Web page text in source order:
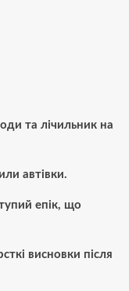
та лічильник на
автівки.
епік, що
висновки після